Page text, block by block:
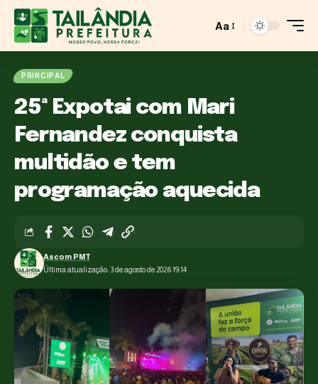
Aa
PRINCIPAL
25ª Expotai com Mari
Fernandez conquista
multidão e tem
programação aquecida
Última atualização: 3 de agosto de 2026 19:14
Ascom PMT